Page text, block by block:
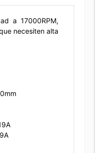
a 17000RPM,
necesiten alta